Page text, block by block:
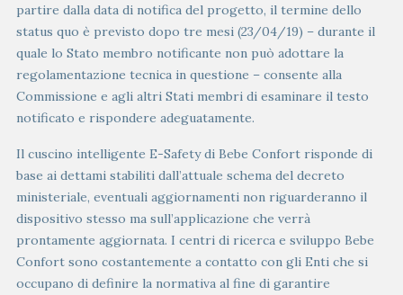
partire dalla data di notifica del progetto, il termine dello
status quo è previsto dopo tre mesi (23/04/19) – durante il
quale lo Stato membro notificante non può adottare la
regolamentazione tecnica in questione – consente alla
Commissione e agli altri Stati membri di esaminare il testo
notificato e rispondere adeguatamente.
Il cuscino intelligente E-Safety di Bebe Confort risponde di
base ai dettami stabiliti dall’attuale schema del decreto
ministeriale, eventuali aggiornamenti non riguarderanno il
dispositivo stesso ma sull’applicazione che verrà
prontamente aggiornata. I centri di ricerca e sviluppo Bebe
Confort sono costantemente a contatto con gli Enti che si
occupano di definire la normativa al fine di garantire